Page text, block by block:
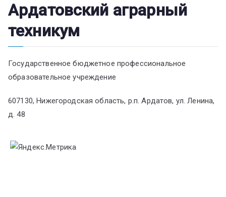
Ардатовский аграрный
техникум
Государственное бюджетное профессиональное
образовательное учреждение
607130, Нижегородская область, р.п. Ардатов, ул. Ленина,
д. 48